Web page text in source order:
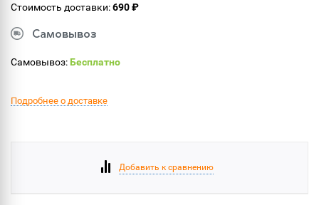
Стоимость доставки:690 ₽
Самовывоз
Самовывоз:Бесплатно
Подробнее о доставке
Добавить к сравнению